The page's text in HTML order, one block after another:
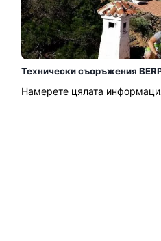
Технически съоръжения
Намерете цялата